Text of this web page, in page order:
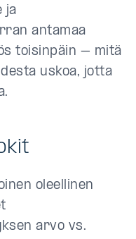
ja
antamaa
toisinpäin – mitä
uskoa, jotta
oleellinen
arvo vs.